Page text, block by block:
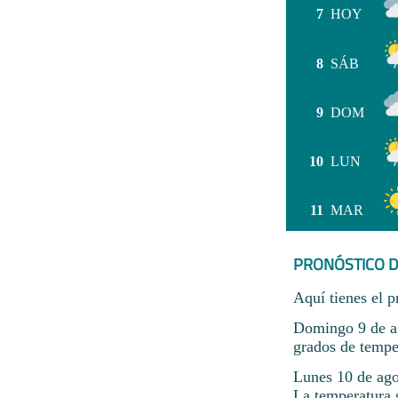
7 HOY
8 SÁB
9 DOM
10 LUN
11 MAR
PRONÓSTICO
Aquí tienes el
Domingo 9 de
grados de
Lunes 10 de